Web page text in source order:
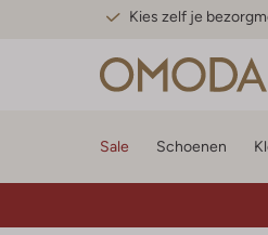
Kies zelf je
Sale Schoenen